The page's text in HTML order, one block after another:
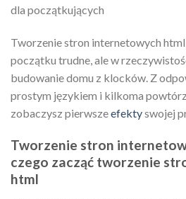
dla początkujących
Tworzenie stron internetowych html
początku trudne, ale w
budowanie domu z klocków. Z
prostym językiem i kilkoma
zobaczysz pierwszeefektyswojej
Tworzenie stron
czego zacząć tworzenie
html